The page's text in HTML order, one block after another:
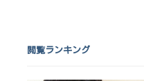
閲覧ランキング